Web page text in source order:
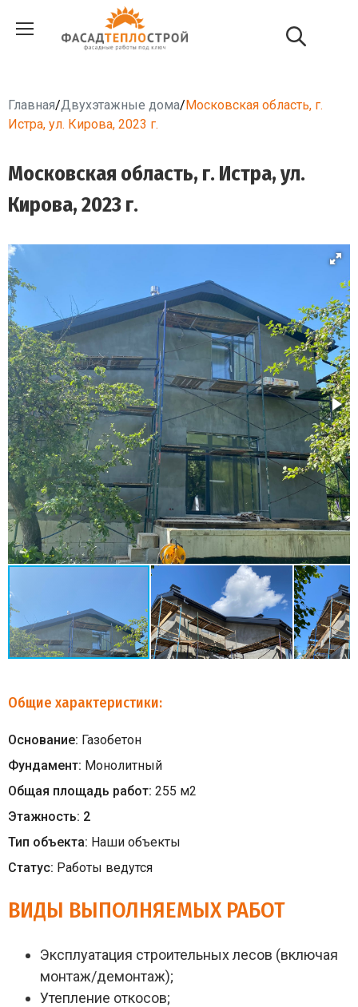
Главная/Двухэтажные дома/Московская область, г.
Истра, ул. Кирова, 2023 г.
Московская область, г. Истра, ул.
Кирова, 2023 г.
Общие характеристики:
Основание: Газобетон
Фундамент: Монолитный
Общая площадь работ: 255 м2
Этажность: 2
Тип объекта: Наши объекты
Статус: Работы ведутся
ВИДЫ ВЫПОЛНЯЕМЫХ РАБОТ
Эксплуатация строительных лесов (включая
монтаж/демонтаж);
Утепление откосов;